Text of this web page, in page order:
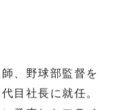
、野球部監督を
目社長に就任。